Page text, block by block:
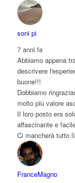
soni pi
7 anni fa
Abbiamo appena
descrivere
buone!!!
Dobbiamo
molto più valore
Il loro posto era
affascinante e
Ci mancherà tutto
FranceMagno